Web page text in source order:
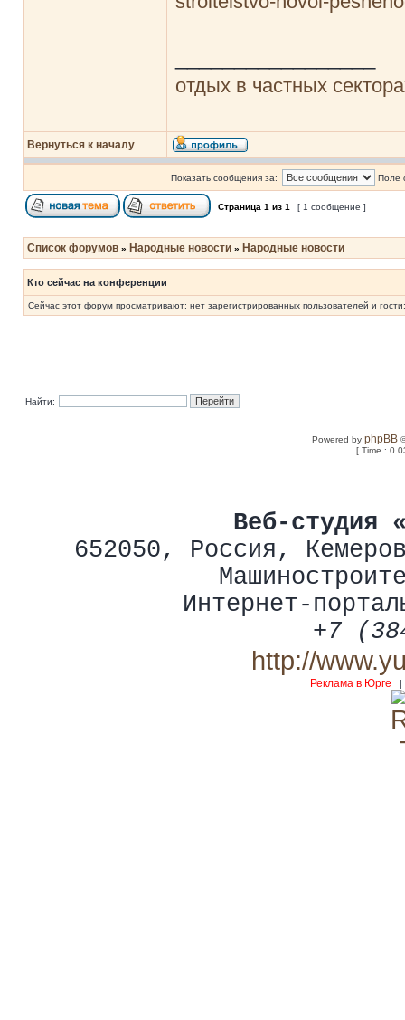
отдых в частных
Вернуться к началу
Показать сообщения за: Поле
Страница 1 из 1 [ 1 сообщение ]
Список форумов » Народные новости » Народные новости
Кто сейчас на конференции
Сейчас этот форум просматривают: нет зарегистрированных пользователей и
Найти:
Powered byphpBB
[ Time :
Веб-студия
652050, Россия ,
Интернет-
+7
http://
Реклама в Юрге